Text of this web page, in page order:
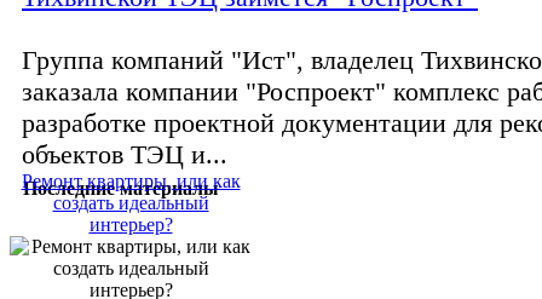
Группа компаний "Ист", владелец
заказала компании "Роспроект" комплекс
разработке проектной документации для
объектов ТЭЦ и...
Последние материалы
Ремонт квартиры, или как
создать идеальный
интерьер?